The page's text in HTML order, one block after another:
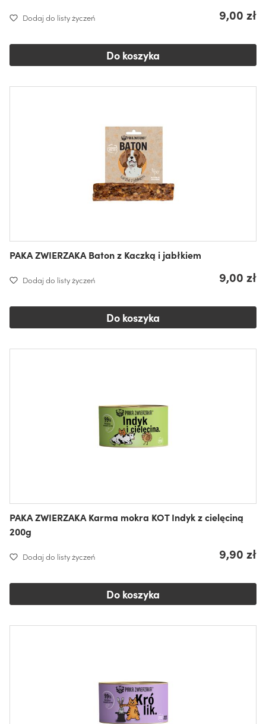
Dodaj do listy życzeń 9,00 zł
Do koszyka
PAKA ZWIERZAKA Baton z Kaczką i jabłkiem
Dodaj do listy życzeń 9,00 zł
Do koszyka
PAKA ZWIERZAKA Karma mokra KOT Indyk z cielęciną
200g
Dodaj do listy życzeń 9,90 zł
Do koszyka